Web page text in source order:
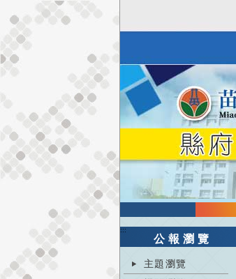
:::
公報瀏覽
主題瀏覽